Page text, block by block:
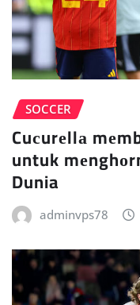
SOCCER
Cuсurеllа
untuk
Dunia
adminvps78